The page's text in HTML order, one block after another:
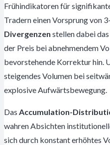
Frühindikatoren für
Tradern einen Vorsprung von
Divergenzen stellen dabei
der Preis bei abnehmendem
bevorstehende Korrektur hin.
steigendes Volumen bei
explosive Aufwärtsbewegung.
Das Accumulation-
wahren Absichten
sich durch konstant erhöhtes